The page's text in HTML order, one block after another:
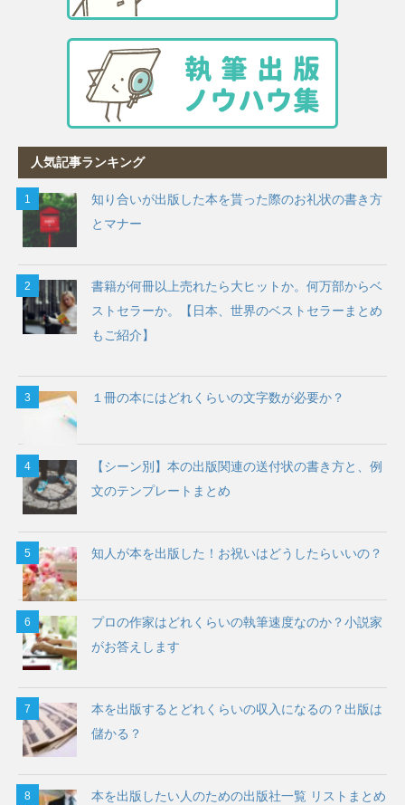
人気記事ランキング
知り合いが出版した本を貰った際のお礼状の書き方
とマナー
書籍が何冊以上売れたら大ヒットか。何万部からベ
ストセラーか。【日本、世界のベストセラーまとめ
もご紹介】
１冊の本にはどれくらいの文字数が必要か？
【シーン別】本の出版関連の送付状の書き方と、例
文のテンプレートまとめ
知人が本を出版した！お祝いはどうしたらいいの？
プロの作家はどれくらいの執筆速度なのか？小説家
がお答えします
本を出版するとどれくらいの収入になるの？出版は
儲かる？
本を出版したい人のための出版社一覧 リストまとめ